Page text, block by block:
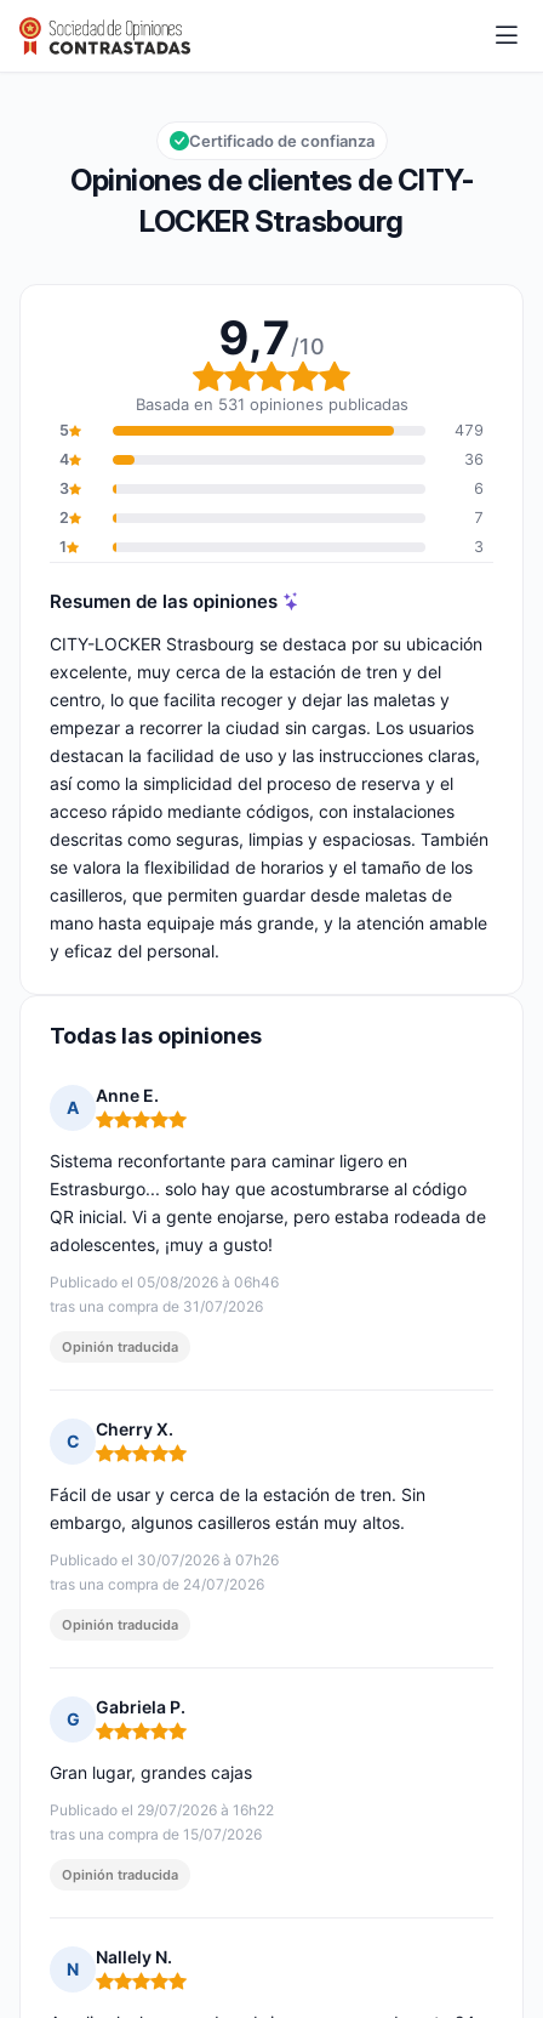
CITY-LOCKER Strasbourg
Calificación global: 9,7 de 10
9,7/10
Opiniones de clientes de CITY-
LOCKER Strasbourg
Certificado de confianza
9,7/10
Calificación global: 9,7
Basada en 531 opiniones publicadas
5
479
4
36
3
6
2
7
1
3
Resumen de las opiniones
CITY-LOCKER Strasbourg se destaca por su ubicación
excelente, muy cerca de la estación de tren y del
centro, lo que facilita recoger y dejar las maletas y
empezar a recorrer la ciudad sin cargas. Los usuarios
destacan la facilidad de uso y las instrucciones claras,
así como la simplicidad del proceso de reserva y el
acceso rápido mediante códigos, con instalaciones
descritas como seguras, limpias y espaciosas. También
se valora la flexibilidad de horarios y el tamaño de los
casilleros, que permiten guardar desde maletas de
mano hasta equipaje más grande, y la atención amable
y eficaz del personal.
Todas las opiniones
A
Anne E.
Nota: 5 de 5
Publicado el 05/08/2026 à 06h46
tras una compra de 31/07/2026
Sistema reconfortante para caminar ligero en
Estrasburgo... solo hay que acostumbrarse al código
QR inicial. Vi a gente enojarse, pero estaba rodeada de
adolescentes, ¡muy a gusto!
Opinión traducida
C
Cherry X.
Nota: 5 de 5
Publicado el 30/07/2026 à 07h26
tras una compra de 24/07/2026
Fácil de usar y cerca de la estación de tren. Sin
embargo, algunos casilleros están muy altos.
Opinión traducida
G
Gabriela P.
Nota: 5 de 5
Publicado el 29/07/2026 à 16h22
tras una compra de 15/07/2026
Gran lugar, grandes cajas
Opinión traducida
N
Nallely N.
Nota: 5 de 5